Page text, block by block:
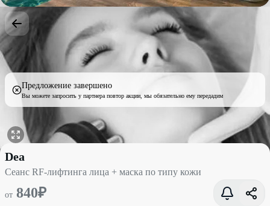
Предложение завершено
Вы можете запросить у партнера повтор акции, мы обязательно ему передадим
Сеанс RF-лифтинга лица + маска по типу кожи со скидкой до
Dea
Сеанс RF-лифтинга лица + маска по типу кожи
от 840₽